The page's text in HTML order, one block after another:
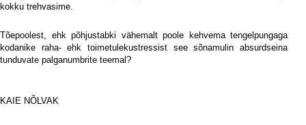
kokku trehvasime.
Tõepoolest, ehk põhjustabki vähemalt poole kehvema tengelpungaga
kodanike raha- ehk toimetulekustressist see sõnamulin absurdseina
tunduvate palganumbrite teemal?
KAIE NÕLVAK